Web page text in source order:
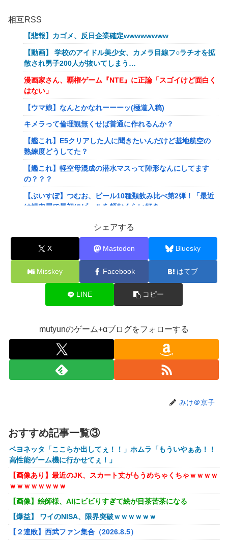
相互RSS
【悲報】カゴメ、反日企業確定wwwwwwww
【動画】 学校のアイドル美少女、カメラ目線フ○ラチオを拡
散され男子200人が抜いてしまう…
漫画家さん、覇権ゲーム『NTE』に正論「スゴイけど面白く
はない」
【ウマ娘】なんとかなれーーーッ(極道入稿)
キメラって倫理観無くせば普通に作れるんか？
【艦これ】E5クリアした人に聞きたいんだけど基地航空の
熟練度どうしてた？
【艦これ】軽空母混成の潜水マスって陣形なんにしてます
の？？？
【ぶいすぽ】つむお、ビール10種類飲み比べ第2弾！「最近
は焼肉屋で最初にビールを頼むくらい好き」
【にじさんじ】Twitterはもうないよ
【ホロライブ】これはこれでちょっと裏来いよに見える
【動画】クレヨンしんちゃんの例の動画、バズリすぎてネッ
トミームと化すｗｗｗｗ
【悲報】Mrs. GREEN APPLE、マジで逝くwwwwww
【画像】旅人女子「夜景を撮りたかっただけなのに、故郷の
【悲報】女さん、熊本地震がきっかけで離婚を決意ｗｗｗｗ
ｗ
【訃報】人気Vtuberの犬、19歳で死去
【動画】女子「勃ってんじゃん笑」男子「うるさい//」女子
【悲報】映画館の客、ほぼバイオテロレベルのやらかしで観
【速報】ジャンポケ斎藤、求刑7年で逝く。実刑確実か
【悲報】落語家、亡くなったタレントからいじめられた過去
を告白する…
【画像】AKBのセンター、レベチな事が世間にバレ始めるｗ
ｗｗｗｗｗｗ
【シンデレラガールズ】 百鬼夜行をテーマとしたPOP UP
SHOPが東京・大阪にて開催
メディア「Switch2、499ドルでも安い800ドル超えるか
も。PS5は直近での値上げ可能性低い」
シェアする
X Mastodon Bluesky
Misskey Facebook はてブ
LINE コピー
mutyunのゲーム+αブログをフォローする
みけ＠京子
おすすめ記事一覧③
ベヨネッタ「ここらか出してぇ！！」ホムラ「もういやぁあ！！
高性能ゲーム機に行かせてぇ！」
【画像あり】最近のJK、スカート丈がもうめちゃくちゃｗｗｗｗ
ｗｗｗｗｗｗｗｗ
【画像】絵師様、AIにビビりすぎて絵が目茶苦茶になる
【爆益】 ワイのNISA、限界突破ｗｗｗｗｗｗ
【２連敗】西武ファン集合（2026.8.5）